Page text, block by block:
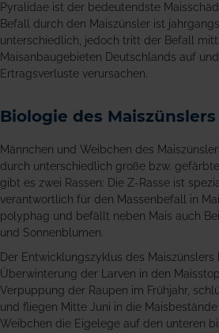
Pyralidae ist der bedeutendste
Befall durch den Maiszünsler ist
unterschiedlich, jedoch tritt der Befall
Maisanbaugebieten Deutschlands auf
Ertragsverluste verursachen.
Biologie des Maiszünslers
Männchen und Weibchen des
durch unterschiedlich große bzw.
gibt es zwei Rassen: Die Z-Rasse ist
verantwortlich für den Massenbefall in
polyphag und befällt neben Mais auch
und Sonnenblumen.
Der Entwicklungszyklus des
Überwinterung der Larven in den
Verpuppung der Raupen im Frühjahr,
und fliegen Mitte Juni in die
Weibchen die Eigelege auf den unteren